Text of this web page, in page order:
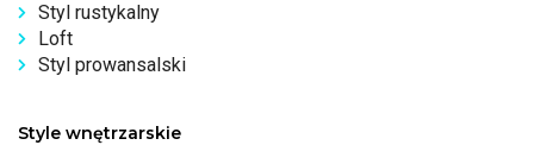
Styl rustykalny
Loft
Styl prowansalski
Style wnętrzarskie